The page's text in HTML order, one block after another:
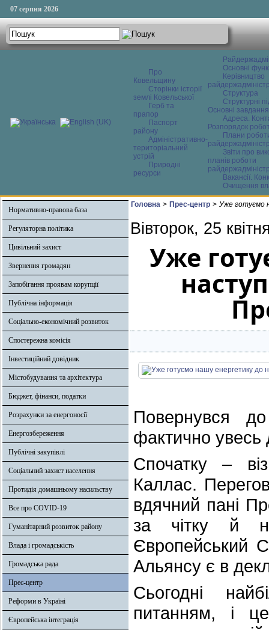
07 серпня 2026
Про
Ковельщину
Сторінки історії
землі Ковельської
Герб та
прапор
Паспорт
району
Адміністративно-
територіальний
устрій
Природні
ресурси
Основні
Керівництво
Структура
Структурні
Основні завдання
Адреса.
Розпорядок
Плани
Звіти про
планів роботи
Вакансії.
Очищення
Нормативно-правова база
Регуляторна політика
Цивільний захист
Звернення громадян
Запобігання проявам корупції
Публічна інформація
Соціально-економічний розвиток
Спостережна комісія
Інвестиційний довідник
Містобудування та архітектура
Бюджет, фінанси, податки
Розрахунки за енергоносії
Енергозбереження
Публічні закупівлі
Соціальний захист населення
Протидія домашньому насильству
Все про COVID-19
Гуманітарний розвиток району
Влада і громадськість
Громадська рада
Прес-центр
Реформи в Україні
Європейська інтеграція
Головна > Прес-центр > Уже готуємо
Вівторок, 25
Уже
Повернувся
фактично
Спочатку –
Каллас.
вдячний пані
за чітку й
Європейський
Альянсу є в
Сьогодні
питанням, і